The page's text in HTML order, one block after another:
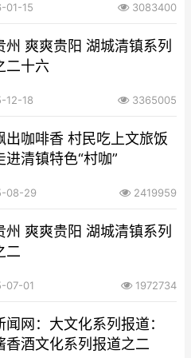
01-15 3083400
州 爽爽贵阳 湖城清镇系列
二十六
12-18 3365005
出咖啡香 村民吃上文旅饭
清镇特色“村咖”
08-29 2419959
州 爽爽贵阳 湖城清镇系列
二
07-01 1972734
闻网：大文化系列报道：
香酒文化系列报道之二